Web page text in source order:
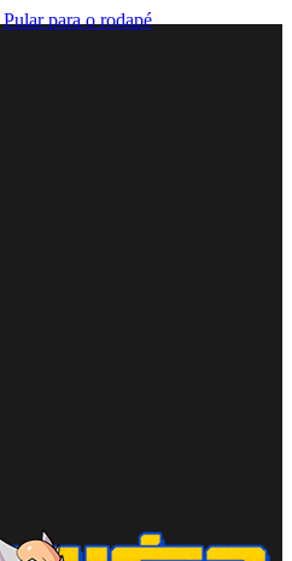
Pular para o rodapé